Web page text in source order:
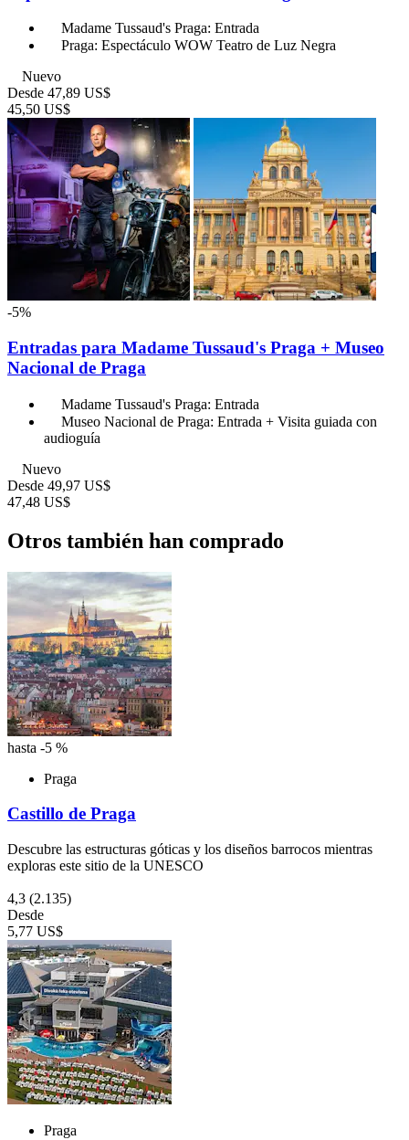
Madame Tussaud's Praga: Entrada
Praga: Espectáculo WOW Teatro de Luz Negra
Nuevo
Desde 47,89 US$
45,50 US$
-5%
Entradas para Madame Tussaud's Praga + Museo
Nacional de Praga
Madame Tussaud's Praga: Entrada
Museo Nacional de Praga: Entrada + Visita guiada con
audioguía
Nuevo
Desde 49,97 US$
47,48 US$
Otros también han comprado
hasta -5 %
Praga
Castillo de Praga
Descubre las estructuras góticas y los diseños barrocos mientras
exploras este sitio de la UNESCO
4,3 (2.135)
Desde
5,77 US$
Praga